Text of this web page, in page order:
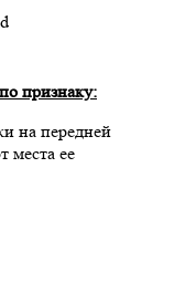
признаку:
на передней
места ее